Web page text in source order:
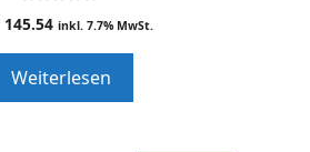
0
o
o
f
5
145.54 inkl. 7.7% MwSt.
Weiterlesen